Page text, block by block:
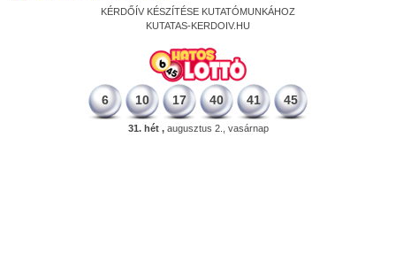
KÉRDŐÍV KÉSZÍTÉSE KUTATÓMUNKÁHOZ
KUTATAS-KERDOIV.HU
6 10 17 40 41 45
31. hét ,augusztus 2., vasárnap